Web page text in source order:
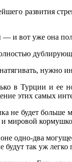
развития
и вот уже она
нужно
в Турции и ее
этих самых
не будет
одно-два
так уж